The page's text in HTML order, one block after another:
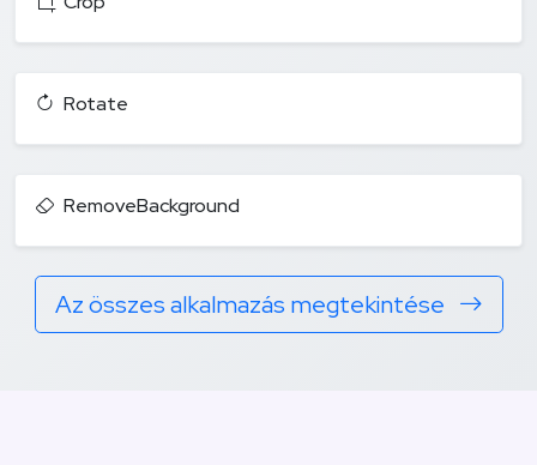
Rotate
RemoveBackground
Az összes alkalmazás megtekintése